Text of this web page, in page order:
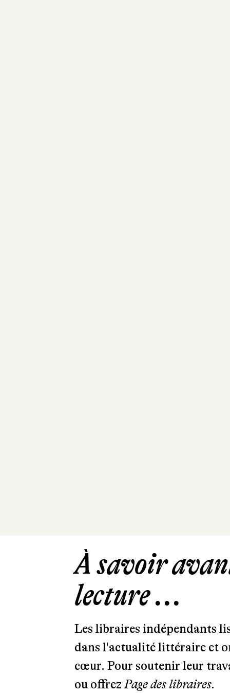
À savoir
lecture ...
Les libraires indépendants
dans l'actualité littéraire et
cœur. Pour soutenir leur
ou offrezPage des libraires.